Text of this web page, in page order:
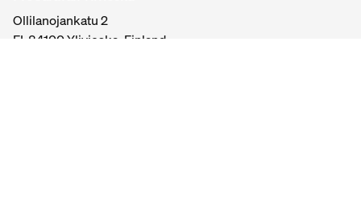
Ollilanojankatu 2
FI-84100 Ylivieska, Finland